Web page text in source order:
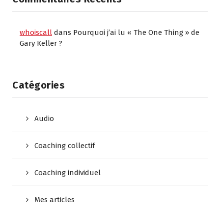
whoiscall dans Pourquoi j’ai lu « The One Thing » de
Gary Keller ?
Catégories
Audio
Coaching collectif
Coaching individuel
Mes articles